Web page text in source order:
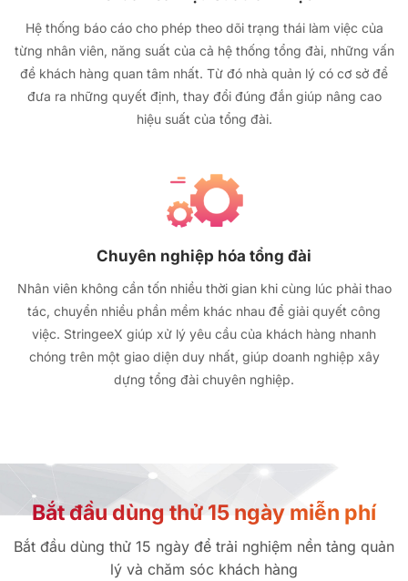
Hệ thống báo cáo cho phép theo dõi trạng thái làm việc của
từng nhân viên, năng suất của cả hệ thống tổng đài, những vấn
đề khách hàng quan tâm nhất. Từ đó nhà quản lý có cơ sở để
đưa ra những quyết định, thay đổi đúng đắn giúp nâng cao
hiệu suất của tổng đài.
Chuyên nghiệp hóa tổng đài
Nhân viên không cần tốn nhiều thời gian khi cùng lúc phải thao
tác, chuyển nhiều phần mềm khác nhau để giải quyết công
việc. StringeeX giúp xử lý yêu cầu của khách hàng nhanh
chóng trên một giao diện duy nhất, giúp doanh nghiệp xây
dựng tổng đài chuyên nghiệp.
Bắt đầu dùng thử 15 ngày miễn phí
Bắt đầu dùng thử 15 ngày để trải nghiệm nền tảng quản
lý và chăm sóc khách hàng